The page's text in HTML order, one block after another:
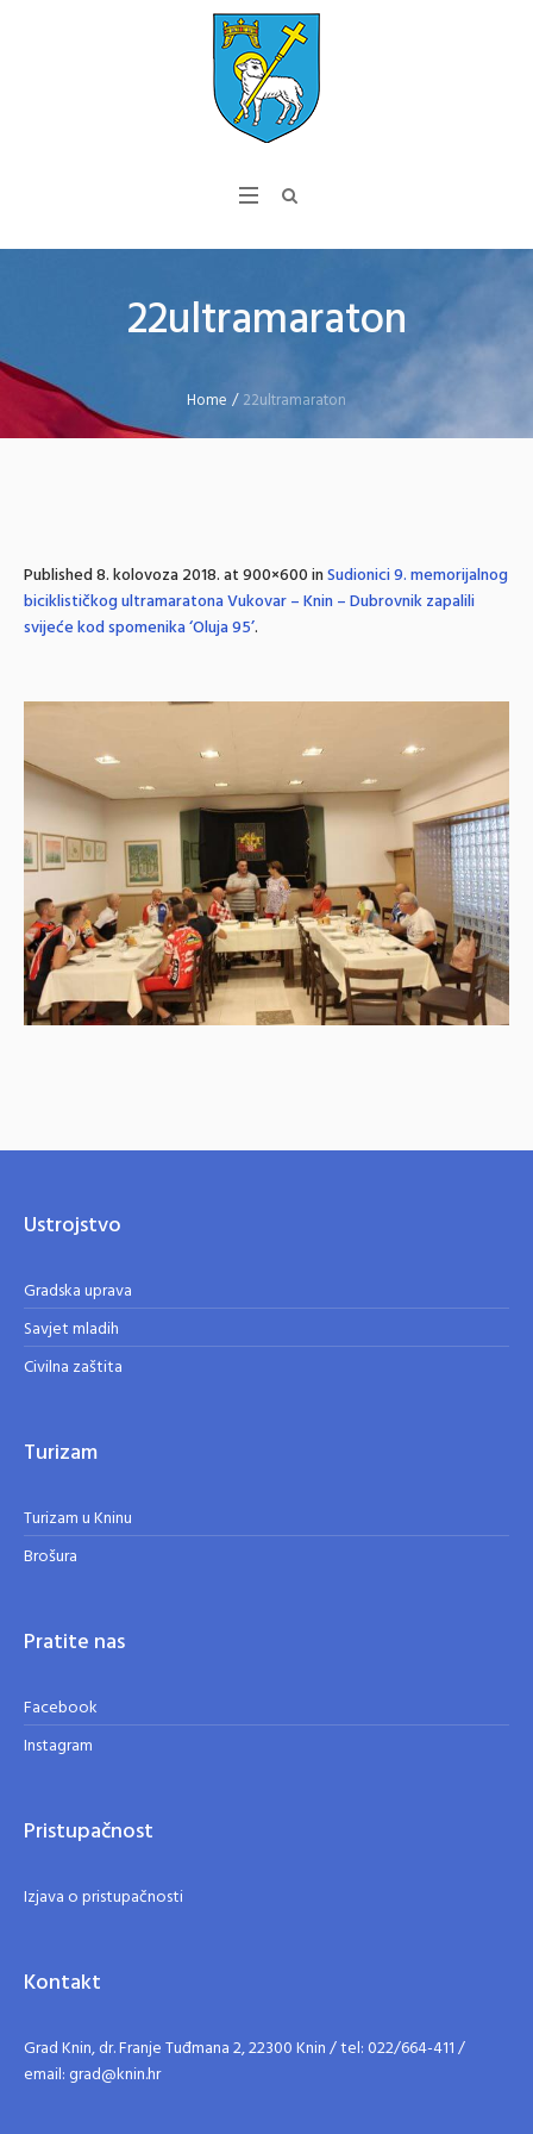
22ultramaraton
Home /22ultramaraton
Published8. kolovoza 2018.at 900×600 inSudionici 9. memorijalnog
biciklističkog ultramaratona Vukovar – Knin – Dubrovnik zapalili
svijeće kod spomenika ‘Oluja 95’.
Ustrojstvo
Gradska uprava
Savjet mladih
Civilna zaštita
Turizam
Turizam u Kninu
Brošura
Pratite nas
Facebook
Instagram
Pristupačnost
Izjava o pristupačnosti
Kontakt
Grad Knin, dr. Franje Tuđmana 2, 22300 Knin / tel: 022/664-411 /
email: grad@knin.hr